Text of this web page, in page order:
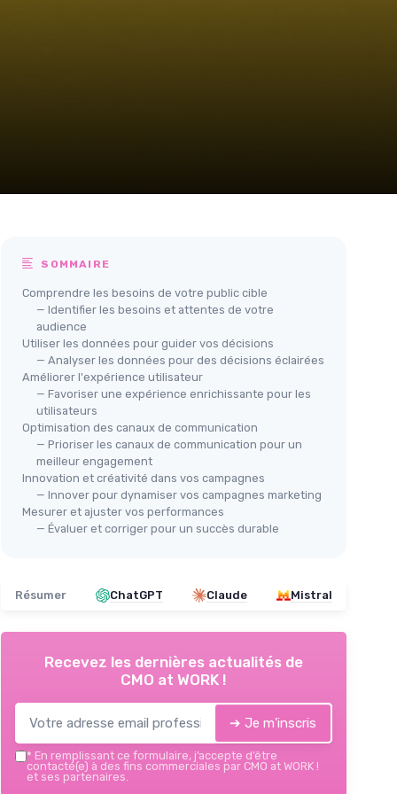
SOMMAIRE
Comprendre les besoins de votre public cible
— Identifier les besoins et attentes de votre
audience
Utiliser les données pour guider vos décisions
— Analyser les données pour des décisions éclairées
Améliorer l'expérience utilisateur
— Favoriser une expérience enrichissante pour les
utilisateurs
Optimisation des canaux de communication
— Prioriser les canaux de communication pour un
meilleur engagement
Innovation et créativité dans vos campagnes
— Innover pour dynamiser vos campagnes marketing
Mesurer et ajuster vos performances
— Évaluer et corriger pour un succès durable
Résumer ChatGPT Claude Mistral
Recevez les dernières actualités de
CMO at WORK !
➔ Je m'inscris
* En remplissant ce formulaire, j’accepte d’être
contacté(e) à des fins commerciales par CMO at WORK !
et ses partenaires.